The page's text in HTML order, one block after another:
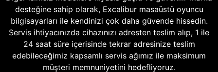
desteğine sahip olarak, Excalibur masaüstü oyuncu
bilgisayarları ile kendinizi çok daha güvende hissedin.
Servis ihtiyacınızda cihazınızı adresten teslim alıp, 1 ile
24 saat süre içerisinde tekrar adresinize teslim
edebileceğimiz kapsamlı servis ağımız ile maksimum
müşteri memnuniyetini hedefliyoruz.